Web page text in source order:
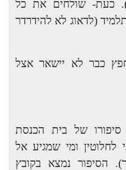
כעת- שולחים את כל
(לדאוג לא להידרדר
כבר לא יישאר אצל
של בית הכנסת
לחלוטין ומי שמגיע אל
הסיפור נמצא בקובץ